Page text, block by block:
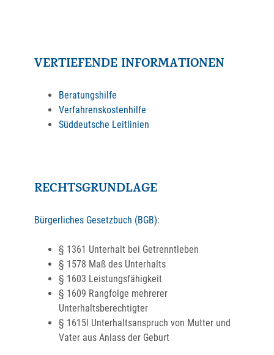
VERTIEFENDE INFORMATIONEN
Beratungshilfe
Verfahrenskostenhilfe
Süddeutsche Leitlinien
RECHTSGRUNDLAGE
Bürgerliches Gesetzbuch (BGB):
§ 1361 Unterhalt bei Getrenntleben
§ 1578 Maß des Unterhalts
§ 1603 Leistungsfähigkeit
§ 1609 Rangfolge mehrerer
Unterhaltsberechtigter
§ 1615l Unterhaltsanspruch von Mutter und
Vater aus Anlass der Geburt